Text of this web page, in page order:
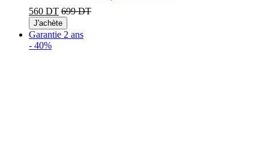
560 DT 699 DT
J'achète
Garantie 2 ans
- 40%